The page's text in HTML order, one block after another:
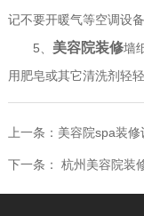
记不要开暖气等空调设
5 美容院装修墙
用肥皂或其它清洗剂轻轻
上一条： 美容院spa装
下一条： 杭州美容院装